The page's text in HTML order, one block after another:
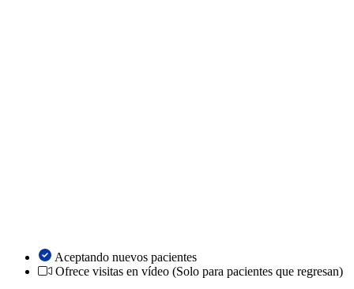
Aceptando nuevos pacientes
Ofrece visitas en vídeo (Solo para pacientes que regresan)